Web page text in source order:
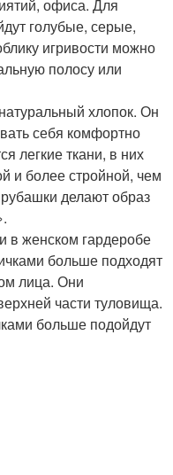
офиса. Для
голубые, серые,
игривости можно
полосу или
хлопок. Он
себя комфортно
легкие ткани, в них
и более стройной, чем
делают образ
в женском гардеробе
больше подходят
лица. Они
части туловища.
больше подойдут